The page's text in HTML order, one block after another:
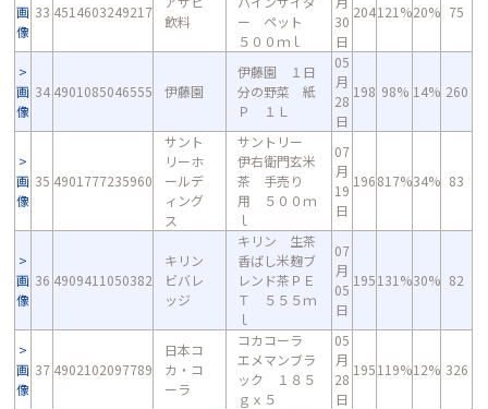
画
像
33 4514603249217
飲料
ー ペット
５００ｍｌ
30
日
204121%20% 75
画
像
34 4901085046555 伊藤園
伊藤園 １日
分の野菜 紙
Ｐ １Ｌ
05
月
28
日
198 98% 14% 260
画
像
35 4901777235960
サント
リーホ
ールデ
ィング
ス
サントリー
伊右衛門玄米
茶 手売り
用 ５００ｍ
ｌ
07
月
19
日
196817%34% 83
画
像
36 4909411050382
キリン
ビバレ
ッジ
キリン 生茶
香ばし米麹ブ
レンド茶ＰＥ
Ｔ ５５５ｍ
ｌ
07
月
05
日
195131%30% 82
画
像
37 4902102097789
日本コ
カ・コ
ーラ
コカコーラ
エメマンブラ
ック １８５
ｇｘ５
05
月
28
日
195119%12% 326